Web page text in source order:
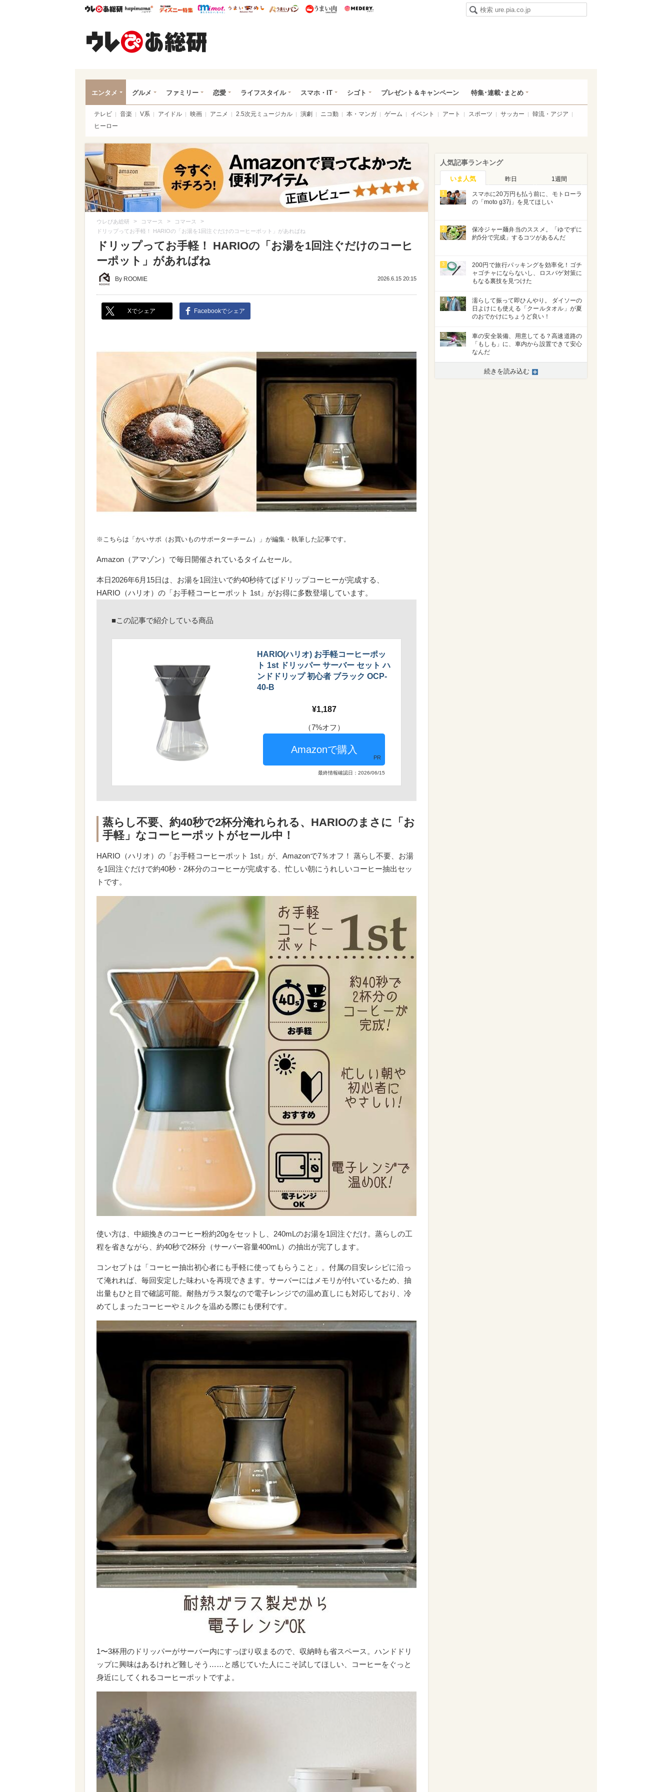
ウレぴあ総研ハピママ* ウレぴあ総研 ディズニー特集
mimot. うまいめし うまいパン うまい肉
エンタメ グルメ ファミリー 恋愛 ライフスタイル スマホ・IT シゴト プレゼント＆キャンペーン 特集･連載･まとめ
テレビ 音楽 V系 アイドル 映画 アニメ 2.5次元ミュージカル 演劇 ニコ動 本・マンガ ゲーム イベント アート スポーツ サッカー
韓流・アジア
ヒーロー
ウレぴあ総研 > コマース > コマース >
ドリップってお手軽！ HARIOの「お湯を1回注ぐだけのコーヒーポット」があればね
ドリップってお手軽！ HARIOの「お湯を1回注ぐだけのコーヒ
ーポット」があればね
By ROOMIE 2026.6.15 20:15
Xでシェア Facebookでシェア
※こちらは「かいサポ（お買いものサポーターチーム）」が編集・執筆した記事です。
Amazon（アマゾン）で毎日開催されているタイムセール。
本日2026年6月15日は、お湯を1回注いで約40秒待てばドリップコーヒーが完成する、
HARIO（ハリオ）の「お手軽コーヒーポット 1st」がお得に多数登場しています。
■この記事で紹介している商品
HARIO(ハリオ) お手軽コーヒーポッ
ト 1st ドリッパー サーバー セット ハ
ンドドリップ 初心者 ブラック OCP-
40-B
1,187
（7%オフ）
PR
最終情報確認日：2026/06/15
蒸らし不要、約40秒で2杯分淹れられる、HARIOのまさに「お
手軽」なコーヒーポットがセール中！
HARIO（ハリオ）の「お手軽コーヒーポット 1st」が、Amazonで7％オフ！ 蒸らし不要、お湯
を1回注ぐだけで約40秒・2杯分のコーヒーが完成する、忙しい朝にうれしいコーヒー抽出セッ
トです。
使い方は、中細挽きのコーヒー粉約20gをセットし、240mLのお湯を1回注ぐだけ。蒸らしの工
程を省きながら、約40秒で2杯分（サーバー容量400mL）の抽出が完了します。
コンセプトは「コーヒー抽出初心者にも手軽に使ってもらうこと」。付属の目安レシピに沿っ
て淹れれば、毎回安定した味わいを再現できます。サーバーにはメモリが付いているため、抽
出量もひと目で確認可能。耐熱ガラス製なので電子レンジでの温め直しにも対応しており、冷
めてしまったコーヒーやミルクを温める際にも便利です。
1〜3杯用のドリッパーがサーバー内にすっぽり収まるので、収納時も省スペース。ハンドドリ
ップに興味はあるけれど難しそう……と感じていた人にこそ試してほしい、コーヒーをぐっと
身近にしてくれるコーヒーポットですよ。
人気記事ランキング
いま人気 昨日 1週間
1
スマホに20万円も払う前に、モトローラ
の「moto g37j」を見てほしい
2
保冷ジャー麺弁当のススメ。「ゆでずに
約5分で完成」するコツがあるんだ
3
200円で旅行パッキングを効率化！ゴチ
ャゴチャにならないし、ロスバゲ対策に
もなる裏技を見つけた
4
濡らして振って即ひんやり。 ダイソーの
日よけにも使える「クールタオル」が夏
のおでかけにちょうど良い！
5
車の安全装備、用意してる？高速道路の
「もしも」に、車内から設置できて安心
なんだ
続きを読み込む